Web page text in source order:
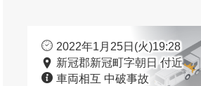
2022年1月25日(火)19:28
新冠郡新冠町字朝日 付近
車両相互 中破事故